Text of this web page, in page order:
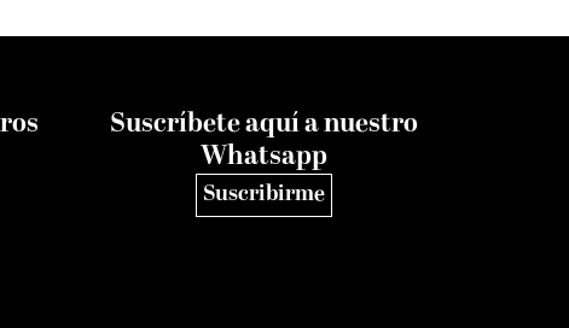
Suscríbete aquí a nuestro
Whatsapp
Suscribirme